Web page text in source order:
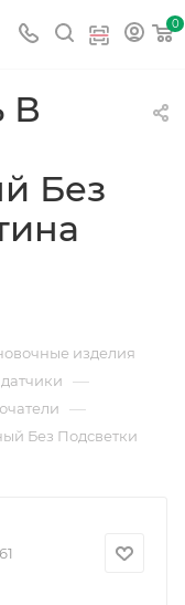
0
В
Без
изделия
—
—
Без Подсветки